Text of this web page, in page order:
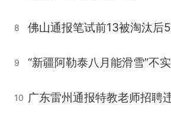
8
9 “新疆阿勒泰八月能滑雪”不实
10